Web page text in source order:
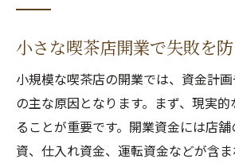
小さな喫茶店開業で失敗を
小規模な喫茶店の開業では、資金計
の主な原因となります。まず、現実
ることが重要です。開業資金には店
資、仕入れ資金、運転資金などが含